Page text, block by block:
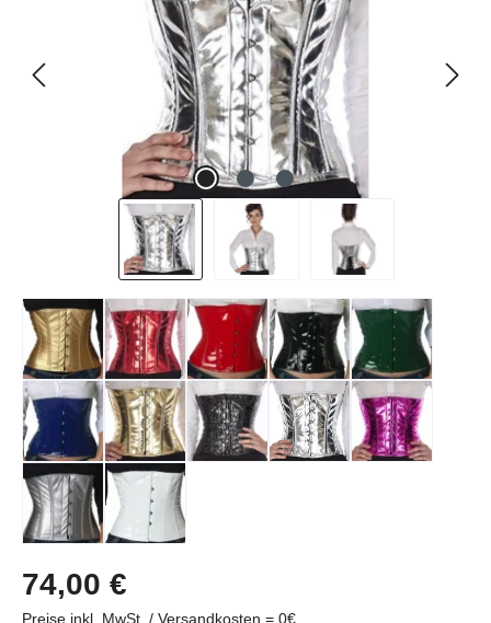
Regulärer Preis:
74,00 €
Preise inkl. MwSt../ Versandkosten = 0€